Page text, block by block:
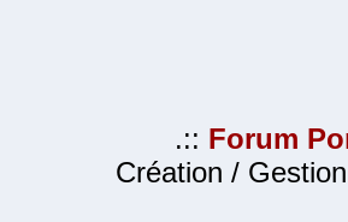
.:: Forum
Création /